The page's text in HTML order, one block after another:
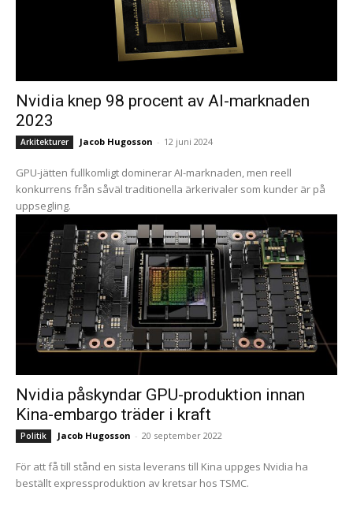
Nvidia knep 98 procent av AI-marknaden
2023
Arkitekturer Jacob Hugosson - 12 juni 2024
GPU-jätten fullkomligt dominerar AI-marknaden, men reell
konkurrens från såväl traditionella ärkerivaler som kunder är på
uppsegling.
Nvidia påskyndar GPU-produktion innan
Kina-embargo träder i kraft
Politik Jacob Hugosson - 20 september 2022
För att få till stånd en sista leverans till Kina uppges Nvidia ha
beställt expressproduktion av kretsar hos TSMC.